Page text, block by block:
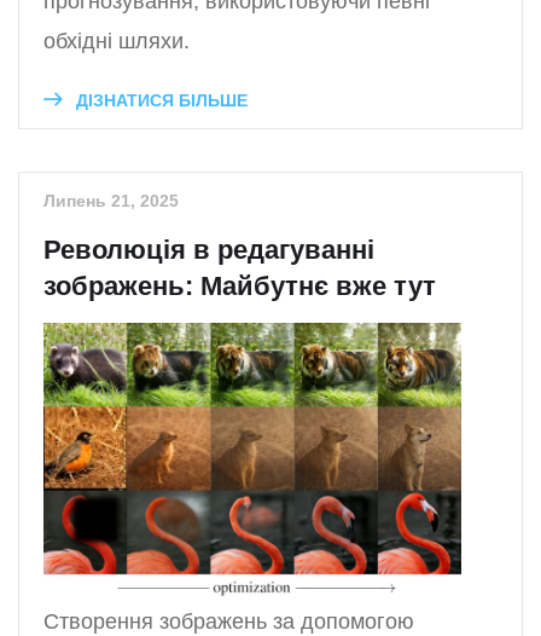
обхідні шляхи.
ДІЗНАТИСЯ БІЛЬШЕ
Липень 21, 2025
Революція в редагуванні
зображень: Майбутнє вже тут
Створення зображень за допомогою